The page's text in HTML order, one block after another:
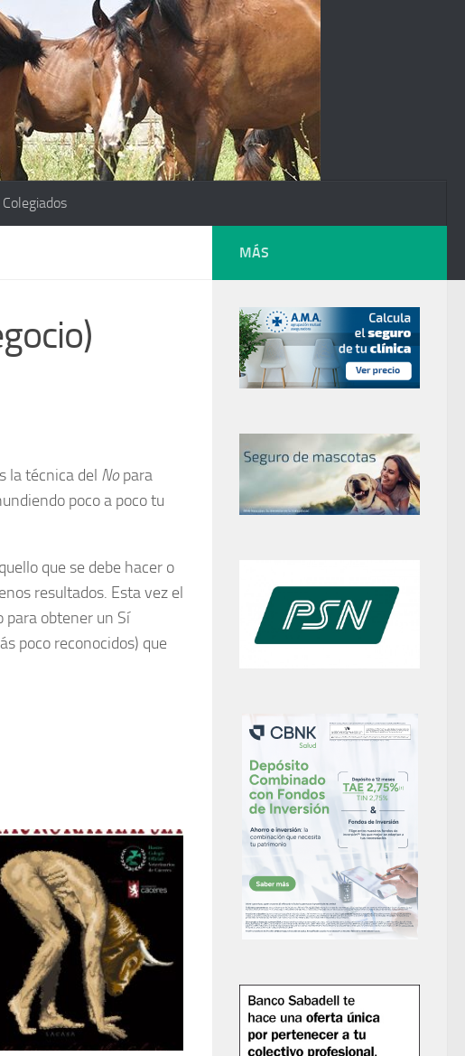
la técnica del Nopara
poco a poco tu
que se debe hacer o
resultados. Esta vez el
obtener un Sí
poco reconocidos) que
MÁS